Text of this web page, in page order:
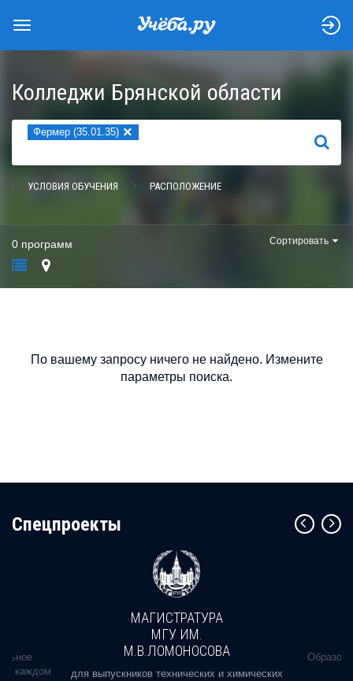
Колледжи Брянской области
Фермер (35.01.35) ×
НАЙТИ
УСЛОВИЯ ОБУЧЕНИЯ РАСПОЛОЖЕНИЕ
0 программ Сортировать
По вашему запросу ничего не найдено. Измените
параметры поиска.
Cпецпроекты
в каждом
МАГИСТРАТУРА
МГУ ИМ.
М.В.ЛОМОНОСОВА
для выпускников технических и химических